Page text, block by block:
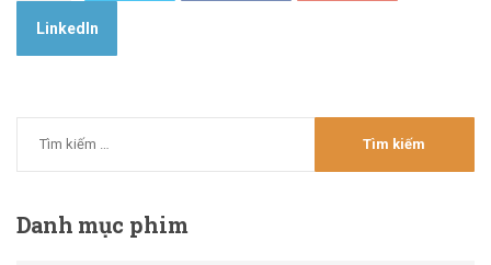
LinkedIn
Danhmục phim